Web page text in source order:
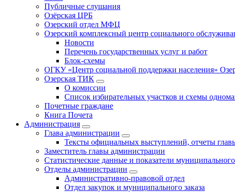
Публичные слушания
Озёрская ЦРБ
Озерский отдел МФЦ
Озерский комплексный центр социального
Новости
Перечень государственных услуг и работ
Блок-схемы
ОГКУ «Центр социальной поддержки населения»
Озерская ТИК
О комиссии
Список избирательных участков и схемы
Почетные граждане
Книга Почета
Администрация
Глава администрации
Тексты официальных выступлений, отчеты
Заместитель главы администрации
Статистические данные и показатели
Отделы администрации
Административно-правовой отдел
Отдел закупок и муниципального заказа